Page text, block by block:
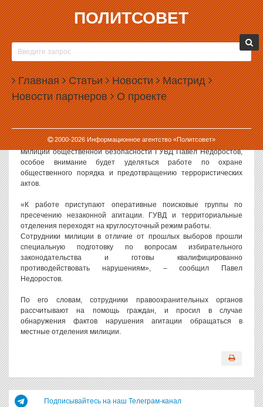
ПОЛИТСОВЕТ
Главная Статьи Новости Мастрид
Новости партнеров О проекте
2000-2026Информационное агентство «Политсовет»
05.09.2003, 13:37
МИЛИЦИЯ ГОТОВИТСЯ К ГУБЕРНАТОРСКИМ
ВЫБОРАМ
Приступил к работе оперативный штаб и рабочие группы
сотрудников милиции ГУВД Свердловской области для
обеспечения безопасности проведения губернаторских выборов,
назначенных на 7 сентября.
Как сообщил сегодня исполняющий обязанности начальника
милиции общественной безопасности ГУВД Павел Недоростов,
особое внимание будет уделяться работе по охране
общественного порядка и предотвращению террористических
актов.
«К работе приступают оперативные поисковые группы по
пресечению незаконной агитации. ГУВД и территориальные
отделения переходят на круглосуточный режим работы.
Сотрудники милиции в отличие от прошлых выборов прошли
специальную подготовку по вопросам избирательного
законодательства и готовы квалифицированно
противодействовать нарушениям», – сообщил Павел
Недоростов.
По его словам, сотрудники правоохранительных органов
рассчитывают на помощь граждан, и просил в случае
обнаружения фактов нарушения агитации обращаться в
местные отделения милиции.
Подписывайтесь на наш Телеграм-канал